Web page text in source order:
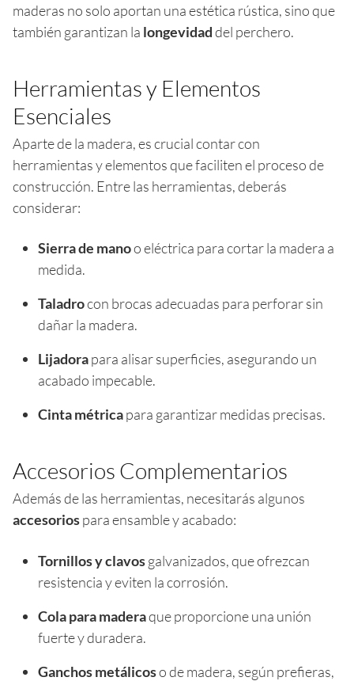
maderas no solo aportan una estética rústica, sino que
también garantizan la longevidaddel perchero.
Herramientas y Elementos
Esenciales
Aparte de la madera, es crucial contar con
herramientas y elementos que faciliten el proceso de
construcción. Entre las herramientas, deberás
considerar:
Sierra de manoo eléctrica para cortar la madera a
medida.
Taladrocon brocas adecuadas para perforar sin
dañar la madera.
Lijadorapara alisar superficies, asegurando un
acabado impecable.
Cinta métricapara garantizar medidas precisas.
Accesorios Complementarios
Además de las herramientas, necesitarás algunos
accesoriospara ensamble y acabado:
Tornillos y clavosgalvanizados, que ofrezcan
resistencia y eviten la corrosión.
Cola para maderaque proporcione una unión
fuerte y duradera.
Ganchos metálicoso de madera, según prefieras,